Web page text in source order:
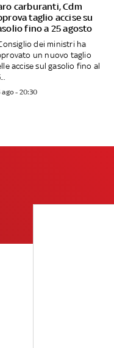
carburanti, Cdm
taglio accise su
fino a 25 agosto
dei ministri ha
un nuovo taglio
accise sul gasolio fino al
ago - 20:30